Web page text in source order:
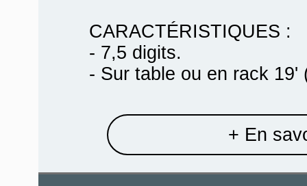
CARACTÉRISTIQUES :
- 7,5 digits.
- Sur table ou en rack 19'
+ En